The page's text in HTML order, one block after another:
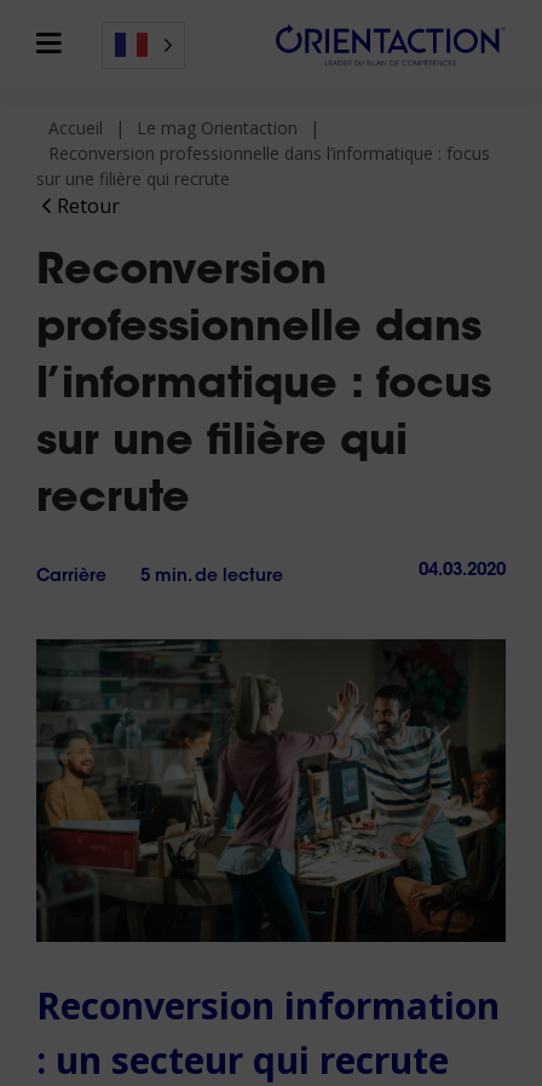
Retour
Accueil
Le mag Orientaction
Reconversion professionnelle dans l’informatique : focus
sur une filière qui recrute
Reconversion
professionnelle dans
l’informatique : focus
sur une filière qui
recrute
Carrière 5 min. de lecture 04.03.2020
Reconversion information
: un secteur qui recrute